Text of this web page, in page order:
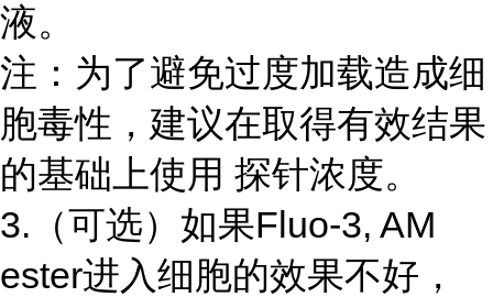
液。
注：为了避免过度加载造成细
胞毒性，建议在取得有效结果
的基础上使用 探针浓度。
3.（可选）如果Fluo-3, AM
ester进入细胞的效果不好，